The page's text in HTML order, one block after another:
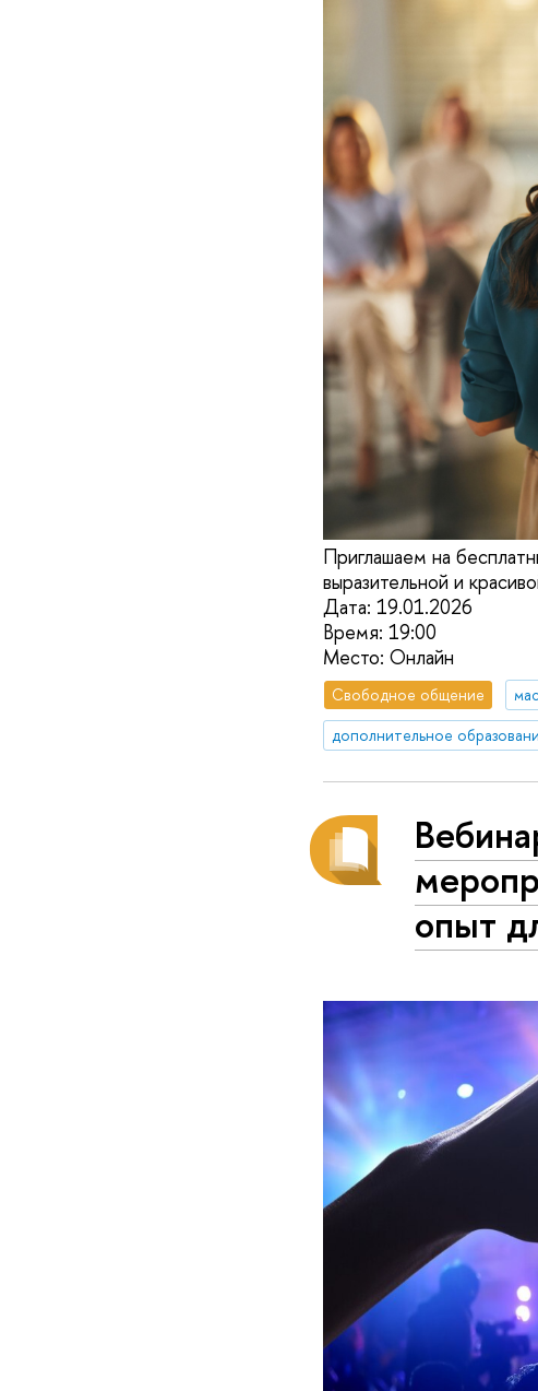
Приглашаем на
выразительной и
Дата: 19.01.2026
Время: 19:00
Место: Онлайн
Свободное общение
дополнительное
опыт